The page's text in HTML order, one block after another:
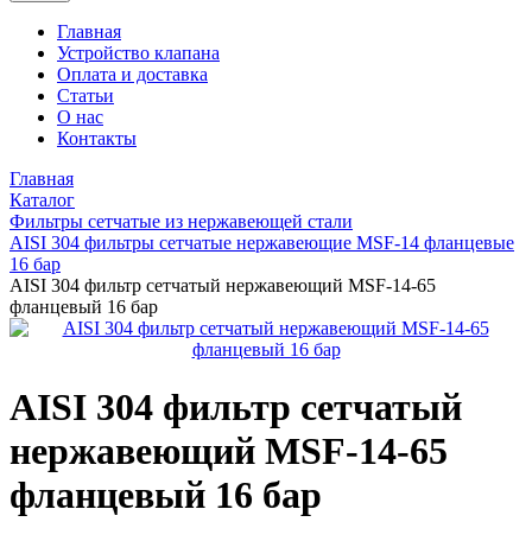
Главная
Устройство клапана
Оплата и доставка
Статьи
О нас
Контакты
Главная
Каталог
Фильтры сетчатые из нержавеющей стали
AISI 304 фильтры сетчатые нержавеющие MSF-14 фланцевые
16 бар
AISI 304 фильтр сетчатый нержавеющий MSF-14-65
фланцевый 16 бар
AISI 304 фильтр сетчатый
нержавеющий MSF-14-65
фланцевый 16 бар